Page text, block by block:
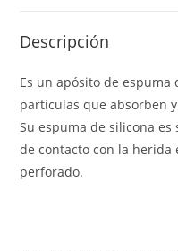
Descripción
Es un apósito de
partículas que absorben
Su espuma de silicona
de contacto con la herida
perforado.